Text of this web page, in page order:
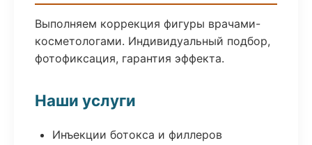
Выполняем коррекция фигуры врачами-
косметологами. Индивидуальный подбор,
фотофиксация, гарантия эффекта.
Наши услуги
Инъекции ботокса и филлеров